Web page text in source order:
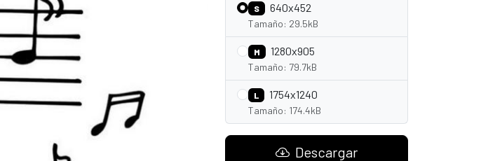
S 640x452
Tamaño: 29.5kB
M 1280x905
Tamaño: 79.7kB
L 1754x1240
Tamaño: 174.4kB
Descargar